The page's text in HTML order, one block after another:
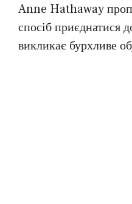
Anne Hathaway
спосіб приєднатися
викликає бурхливе